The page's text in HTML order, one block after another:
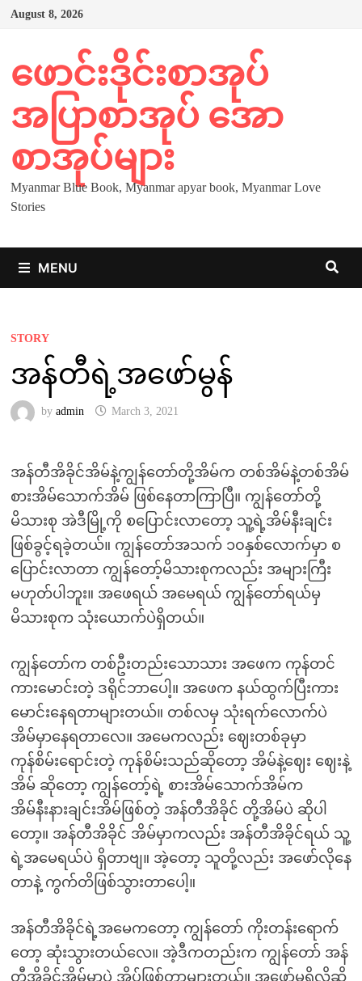
Skip
August 8, 2026
ဖောင်းဒိုင်းစာအုပ်
အပြာစာအုပ် အော
စာအုပ်များ
Myanmar Blue Book, Myanmar apyar book, Myanmar Love
Stories
MENU
STORY
အန်တီရဲ့အဖော်မွန်
by admin March 3, 2021
အန်တီအိခိုင်အိမ်နဲ့ကျွန်တော်တို့အိမ်က တစ်အိမ်နဲ့တစ်အိမ်
စားအိမ်သောက်အိမ် ဖြစ်နေတာကြာပြီ။ ကျွန်တော်တို့
မိသားစု အဲဒီမြို့ကို စပြောင်းလာတော့ သူ့ရဲ့အိမ်နီးချင်း
ဖြစ်ခွင့်ရခဲ့တယ်။ ကျွန်တော်အသက် ၁၀နှစ်လောက်မှာ စ
ပြောင်းလာတာ ကျွန်တော့်မိသားစုကလည်း အများကြီး
မဟုတ်ပါဘူး။ အဖေရယ် အမေရယ် ကျွန်တော်ရယ်မှ
မိသားစုက သုံးယောက်ပဲရှိတယ်။
ကျွန်တော်က တစ်ဦးတည်းသောသား အဖေက ကုန်တင်
ကားမောင်းတဲ့ ဒရိုင်ဘာပေါ့။ အဖေက နယ်ထွက်ပြီးကား
မောင်းနေရတာများတယ်။ တစ်လမှ သုံးရက်လောက်ပဲ
အိမ်မှာနေရတာလေ။ အမေကလည်း ဈေးတစ်ခုမှာ
ကုန်စိမ်းရောင်းတဲ့ ကုန်စိမ်းသည်ဆိုတော့ အိမ်နဲ့ဈေး ဈေးနဲ့
အိမ် ဆိုတော့ ကျွန်တော့်ရဲ့ စားအိမ်သောက်အိမ်က
အိမ်နီးနားချင်းအိမ်ဖြစ်တဲ့ အန်တီအိခိုင် တို့အိမ်ပဲ ဆိုပါ
တော့။ အန်တီအိခိုင် အိမ်မှာကလည်း အန်တီအိခိုင်ရယ် သူ့
ရဲ့အမေရယ်ပဲ ရှိတာဗျ။ အဲ့တော့ သူတို့လည်း အဖော်လိုနေ
တာနဲ့ ကွက်တိဖြစ်သွားတာပေါ့။
အန်တီအိခိုင်ရဲ့အမေကတော့ ကျွန်တော် ကိုးတန်းရောက်
တော့ ဆုံးသွားတယ်လေ။ အဲ့ဒီကတည်းက ကျွန်တော် အန်
တီအိခိုင်အိမ်မှာပဲ အိပ်ဖြစ်တာများတယ်။ အဖော်မရှိလို့ဆို